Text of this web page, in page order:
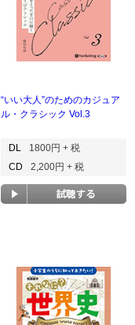
“いい大人”のためのカジュア
ル・クラシック Vol.3
DL
1800円 + 税
CD
2,200円 + 税